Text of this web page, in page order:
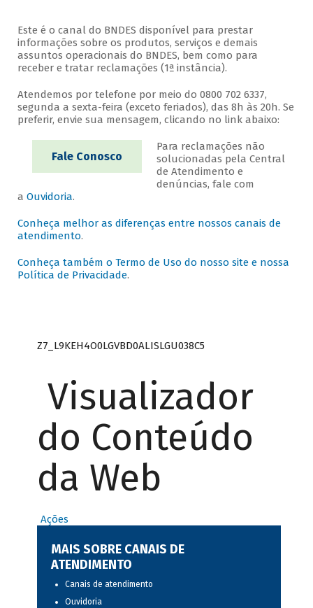
Este é o canal do BNDES disponível para prestar
informações sobre os produtos, serviços e demais
assuntos operacionais do BNDES, bem como para
receber e tratar reclamações (1ª instância).
Atendemos por telefone por meio do 0800 702 6337,
segunda a sexta-feira (exceto feriados), das 8h às 20h. Se
preferir, envie sua mensagem, clicando no link abaixo:
Fale Conosco
Para reclamações não
solucionadas pela Central
de Atendimento e
denúncias, fale com
a Ouvidoria.
Conheça melhor as diferenças entre nossos canais de
atendimento.
Conheça também o Termo de Uso do nosso site e nossa
Política de Privacidade.
Z7_L9KEH4O0LGVBD0ALISLGU038C5
Visualizador
do Conteúdo
da Web
Ações
MAIS SOBRE CANAIS DE
ATENDIMENTO
Canais de atendimento
Ouvidoria